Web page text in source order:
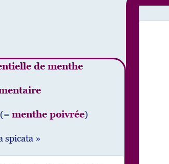
de menthe
menthe poivrée)
spicata »